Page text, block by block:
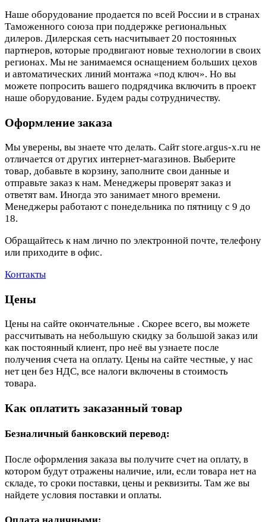
Наше оборудование продается по всей России и в странах
Таможенного союза при поддержке региональных
дилеров. Дилерская сеть насчитывает 20 постоянных
партнеров, которые продвигают новые технологии в своих
регионах. Мы не занимаемся оснащением больших цехов
и автоматических линий монтажа «под ключ». Но вы
можете попросить вашего подрядчика включить в проект
наше оборудование. Будем рады сотрудничеству.
Оформление заказа
Мы уверены, вы знаете что делать. Сайт store.argus-x.ru не
отличается от других интернет-магазинов. Выберите
товар, добавьте в корзину, заполните свои данные и
отправьте заказ к нам. Менеджеры проверят заказ и
ответят вам. Иногда это занимает много времени.
Менеджеры работают с понедельника по пятницу с 9 до
18.
Обращайтесь к нам лично по электронной почте, телефону
или приходите в офис.
Контакты
Цены
Цены на сайте окончательные . Скорее всего, вы можете
рассчитывать на небольшую скидку за большой заказ или
как постоянный клиент, про неё вы узнаете после
получения счета на оплату. Цены на сайте честные, у нас
нет цен без НДС, все налоги включены в стоимость
товара.
Как оплатить заказанный товар
Безналичный банковский перевод:
После оформления заказа вы получите счет на оплату, в
котором будут отражены наличие, или, если товара нет на
складе, то сроки поставки, цены и реквизиты. Там же вы
найдете условия поставки и оплаты.